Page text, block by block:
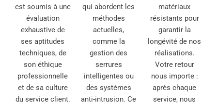
est soumis à une
évaluation
exhaustive de
ses aptitudes
techniques, de
son éthique
professionnelle
et de sa culture
du service client.
qui abordent les
méthodes
actuelles,
comme la
gestion des
serrures
intelligentes ou
des systèmes
anti-intrusion. Ce
matériaux
résistants pour
garantir la
longévité de nos
réalisations.
Votre retour
nous importe :
après chaque
service, nous